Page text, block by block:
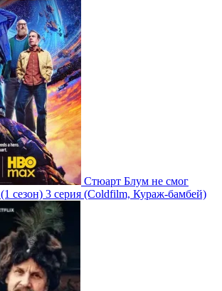
Стюарт Блум не смог
(1 сезон) 3 серия (Coldfilm, Кураж-бамбей)